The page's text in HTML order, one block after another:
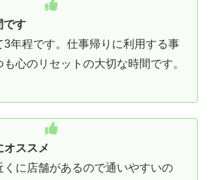
です
3年程です。仕事帰りに利用する事
心のリセットの大切な時間です。
オススメ
くに店舗があるので通いやすいの